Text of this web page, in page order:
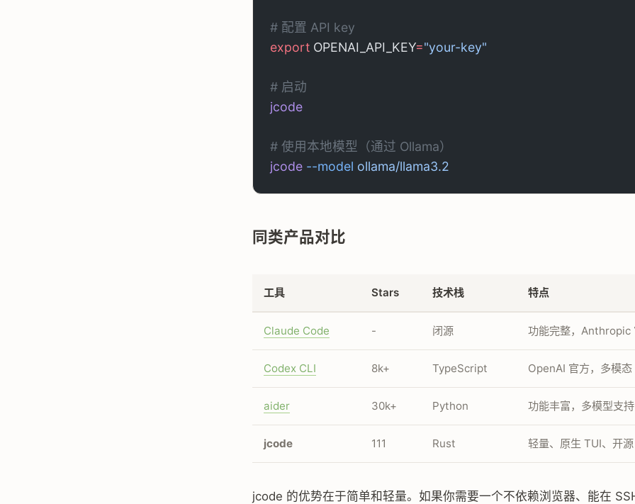
# 配置 API key
export OPENAI_API_KEY="your-key"
# 启动
jcode
# 使用本地模型（通过 Ollama）
jcode --model ollama/llama3.2
同类产品对比
工具 Stars 技术栈 特点
Claude Code - 闭源 功能完整，Anthropic
Codex CLI 8k+ TypeScript OpenAI 官方，多模态
aider 30k+ Python 功能丰富，多模型支持
jcode 111 Rust 轻量、原生 TUI、开源
jcode 的优势在于简单和轻量。如果你需要一个不依赖浏览器、能在